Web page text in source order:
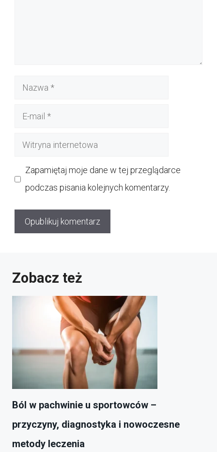
Nazwa
Witryna
Zapamiętaj moje dane w tej przeglądarce
podczas pisania kolejnych komentarzy.
Zobacz też
Ból w pachwinie u sportowców –
przyczyny, diagnostyka i nowoczesne
metody leczenia